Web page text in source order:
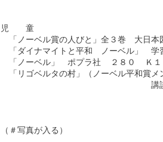
児　　童
「ノーベル賞の人びと」全３巻　大日
「ダイナマイトと平和　ノーベル」　
「ノーベル」　ポプラ社  ２８０  Ｋ
「リゴベルタの村」（ノーベル平和賞メ
講談社  ２８
（＃写真が入る）